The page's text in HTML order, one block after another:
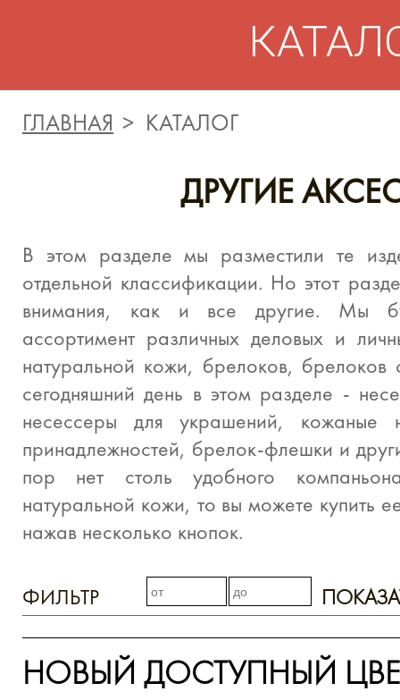
ГЛАВНАЯ КАТАЛОГ
ДРУГИЕ
В этом разделе мы разместили те
отдельной классификации. Но этот
внимания, как и все другие. Мы
ассортимент различных деловых и
натуральной кожи, брелоков,
сегодняшний день в этом разделе -
несессеры для украшений, кожаные
принадлежностей, брелок-флешки и
пор нет столь удобного
натуральной кожи, то вы можете купить
нажав несколько кнопок.
ФИЛЬТР
НОВЫЙ ДОСТУПНЫЙ